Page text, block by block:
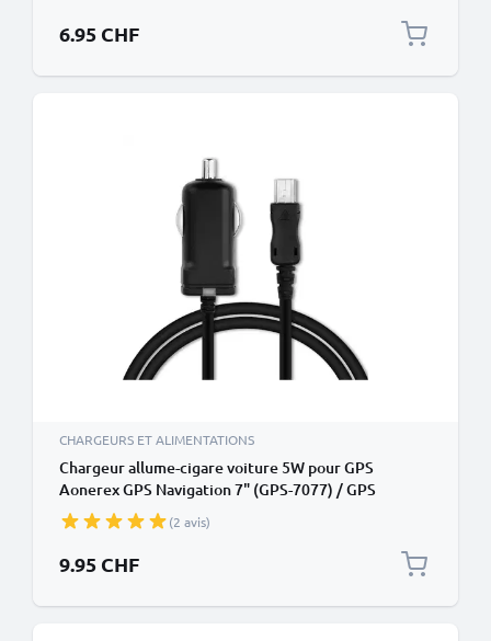
6.95 CHF
CHARGEURS ET ALIMENTATIONS
Chargeur allume-cigare voiture 5W pour GPS
Aonerex GPS Navigation 7" (GPS-7077) / GPS
Navigation 9" (2019) - 1.1m, 5V, 1A / 1000mA
(2 avis)
9.95 CHF